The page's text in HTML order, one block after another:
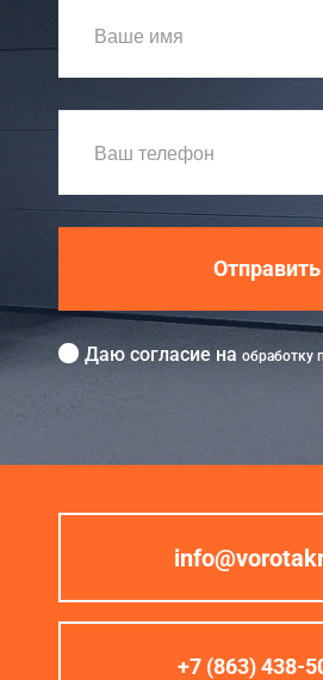
Отправить
Даю согласие на обработку
+7 (863) 438-